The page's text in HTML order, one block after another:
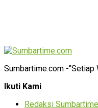
Sumbartime.com -
Ikuti Kami
Redaksi